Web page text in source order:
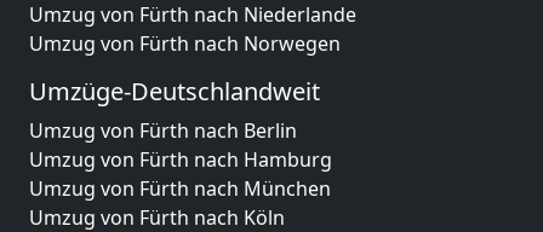
Umzug von Fürth nach Niederlande
Umzug von Fürth nach Norwegen
Umzüge-Deutschlandweit
Umzug von Fürth nach Berlin
Umzug von Fürth nach Hamburg
Umzug von Fürth nach München
Umzug von Fürth nach Köln